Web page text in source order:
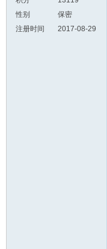
性别
保密
注册时间
2017-08-29